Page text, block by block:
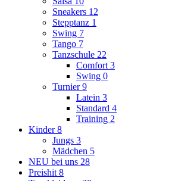
Sneakers 12
Stepptanz 1
Swing 7
Tango 7
Tanzschule 22
Comfort 3
Swing 0
Turnier9
Latein 3
Standard 4
Training 2
Kinder8
Jungs 3
Mädchen 5
NEU bei uns 28
Preishit 8